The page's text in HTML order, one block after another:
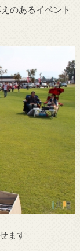
のあるイベント
ます